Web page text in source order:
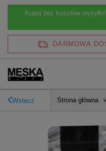
Kupuj bez kosztów
DARMOWA
Wstecz Strona główna